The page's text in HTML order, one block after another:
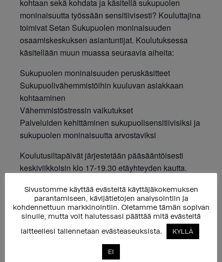
kohtaan sekä kohdata ja käsitellä sukupuolen
moninaisuutta työssään sensitiivisesti? Kouluttajina
toimivat Setan Sukupuolen moninaisuuden
osaamiskeskuksen asiantuntijat. Koulutuksessa
käsitellään muun muassa seuraavia aiheita:
Sukupuolen moninaisuuden peruskäsitteet
Sukupuolivähemmistöihin kuuluvan asiakkaan
kohtaaminen
Vähemmistöstressin vaikutukset
Palveluiden kehittäminen sukupuolisensitiivisiksi ja
sukupuolen moninaisuutta arvostaviksi
Koulutusiltapäivät järjestetään pääsääntöisesti
keskiviikkoisin klo 17-19.30 etäyhteyden kautta.
Etäosallistuminen toteutetaan Microsoft Teamsin
avulla. Etäosallistujille lähetetään kutsu tilaisuuteen
sähköpostilla ilmoittautumisajan päätyttyä.
Sivustomme käyttää evästeitä käyttäjäkokemuksen
parantamiseen, kävijätietojen analysointiin ja
kohdennettuun markkinointiin. Oletamme tämän sopivan
sinulle, mutta voit halutessasi päättää mitä evästeitä
laitteellesi tallennetaan evästeaseuksista.
KYLLÄ
EI